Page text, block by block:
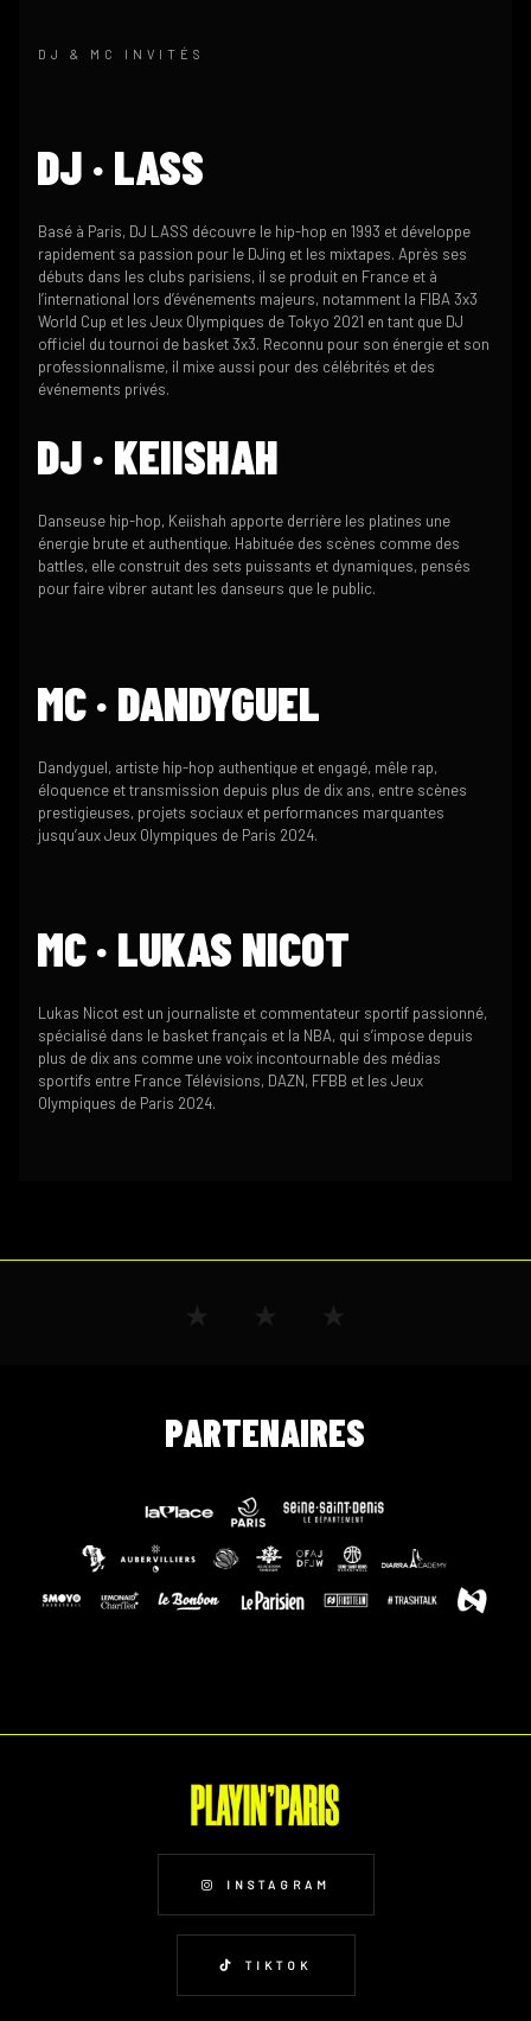
DJ & MC INVITÉS
DJ · LASS
Basé à Paris, DJ LASS découvre le hip-hop en 1993 et développe
rapidement sa passion pour le DJing et les mixtapes. Après ses
débuts dans les clubs parisiens, il se produit en France et à
l’international lors d’événements majeurs, notamment la FIBA 3x3
World Cup et les Jeux Olympiques de Tokyo 2021 en tant que DJ
officiel du tournoi de basket 3x3. Reconnu pour son énergie et son
professionnalisme, il mixe aussi pour des célébrités et des
événements privés.
DJ · KEIISHAH
Danseuse hip-hop, Keiishah apporte derrière les platines une
énergie brute et authentique. Habituée des scènes comme des
battles, elle construit des sets puissants et dynamiques, pensés
pour faire vibrer autant les danseurs que le public.
MC · DANDYGUEL
Dandyguel, artiste hip-hop authentique et engagé, mêle rap,
éloquence et transmission depuis plus de dix ans, entre scènes
prestigieuses, projets sociaux et performances marquantes
jusqu’aux Jeux Olympiques de Paris 2024.
MC · LUKAS NICOT
Lukas Nicot est un journaliste et commentateur sportif passionné,
spécialisé dans le basket français et la NBA, qui s’impose depuis
plus de dix ans comme une voix incontournable des médias
sportifs entre France Télévisions, DAZN, FFBB et les Jeux
Olympiques de Paris 2024.
PARTENAIRES
INSTAGRAM
TIKTOK